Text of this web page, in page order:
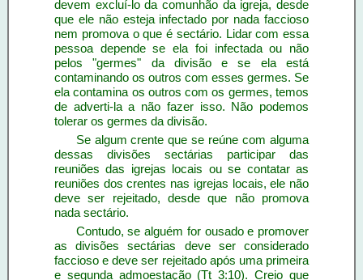
devem excluí-lo da comunhão da igreja, desde
que ele não esteja infectado por nada faccioso
nem promova o que é sectário. Lidar com essa
pessoa depende se ela foi infectada ou não
pelos "germes" da divisão e se ela está
contaminando os outros com esses germes. Se
ela contamina os outros com os germes, temos
de adverti-la a não fazer isso. Não podemos
tolerar os germes da divisão.
Se algum crente que se reúne com alguma
dessas divisões sectárias participar das
reuniões das igrejas locais ou se contatar as
reuniões dos crentes nas igrejas locais, ele não
deve ser rejeitado, desde que não promova
nada sectário.
Contudo, se alguém for ousado e promover
as divisões sectárias deve ser considerado
faccioso e deve ser rejeitado após uma primeira
e segunda admoestação (Tt 3:10). Creio que